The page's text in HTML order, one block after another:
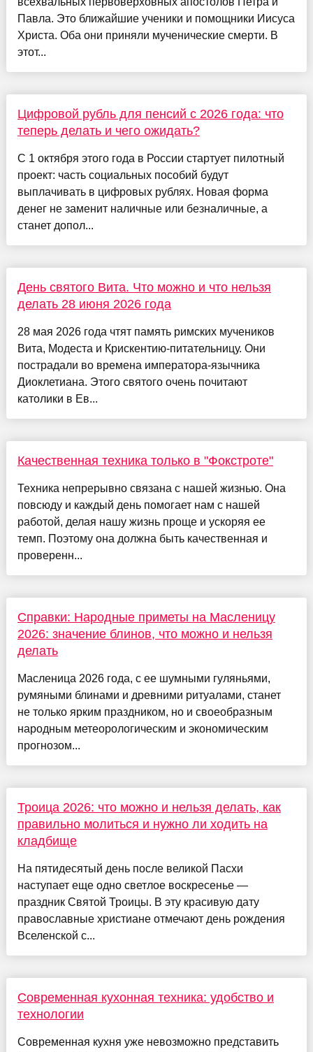
Павла. Это ближайшие ученики и помощники Иисуса
Христа. Оба они приняли мученические смерти. В
этот...
Цифровой рубль для пенсий с 2026 года: что
теперь делать и чего ожидать?
С 1 октября этого года в России стартует пилотный
проект: часть социальных пособий будут
выплачивать в цифровых рублях. Новая форма
денег не заменит наличные или безналичные, а
станет допол...
День святого Вита. Что можно и что нельзя
делать 28 июня 2026 года
28 мая 2026 года чтят память римских мучеников
Вита, Модеста и Крискентию-питательницу. Они
пострадали во времена императора-язычника
Диоклетиана. Этого святого очень почитают
католики в Ев...
Качественная техника только в "Фокстроте"
Техника непрерывно связана с нашей жизнью. Она
повсюду и каждый день помогает нам с нашей
работой, делая нашу жизнь проще и ускоряя ее
темп. Поэтому она должна быть качественная и
проверенн...
Справки: Народные приметы на Масленицу
2026: значение блинов, что можно и нельзя
делать
Масленица 2026 года, с ее шумными гуляньями,
румяными блинами и древними ритуалами, станет
не только ярким праздником, но и своеобразным
народным метеорологическим и экономическим
прогнозом...
Троица 2026: что можно и нельзя делать, как
правильно молиться и нужно ли ходить на
кладбище
На пятидесятый день после великой Пасхи
наступает еще одно светлое воскресенье —
праздник Святой Троицы. В эту красивую дату
православные христиане отмечают день рождения
Вселенской с...
Современная кухонная техника: удобство и
технологии
Современная кухня уже невозможно представить